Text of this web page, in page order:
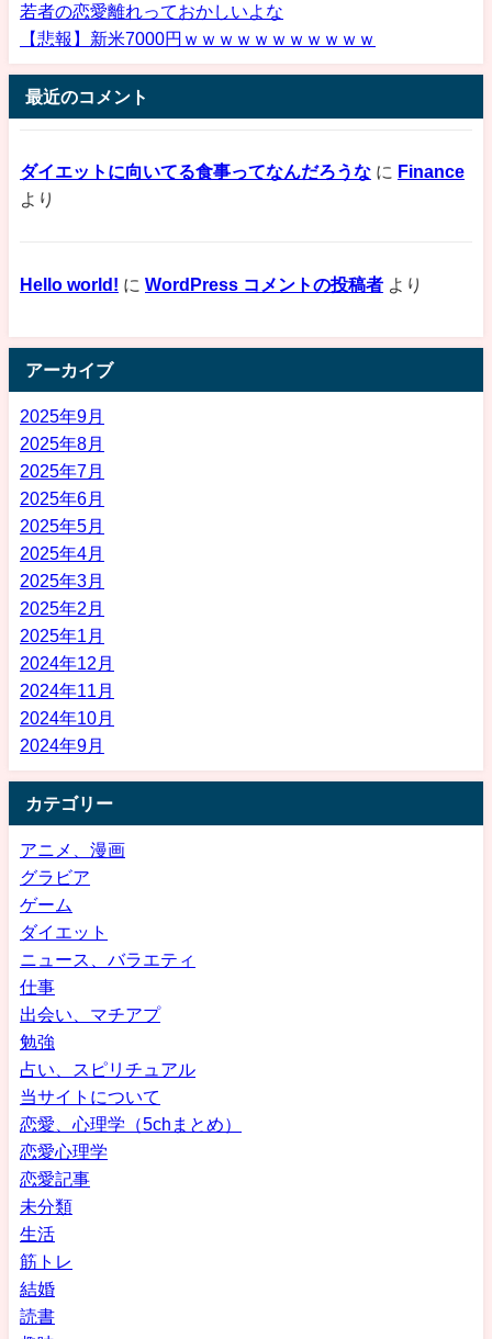
若者の恋愛離れっておかしいよな
【悲報】新米7000円ｗｗｗｗｗｗｗｗｗｗｗ
最近のコメント
ダイエットに向いてる食事ってなんだろうな に Finance
より
Hello world! に WordPress コメントの投稿者 より
アーカイブ
2025年9月
2025年8月
2025年7月
2025年6月
2025年5月
2025年4月
2025年3月
2025年2月
2025年1月
2024年12月
2024年11月
2024年10月
2024年9月
カテゴリー
アニメ、漫画
グラビア
ゲーム
ダイエット
ニュース、バラエティ
仕事
出会い、マチアプ
勉強
占い、スピリチュアル
当サイトについて
恋愛、心理学（5chまとめ）
恋愛心理学
恋愛記事
未分類
生活
筋トレ
結婚
読書